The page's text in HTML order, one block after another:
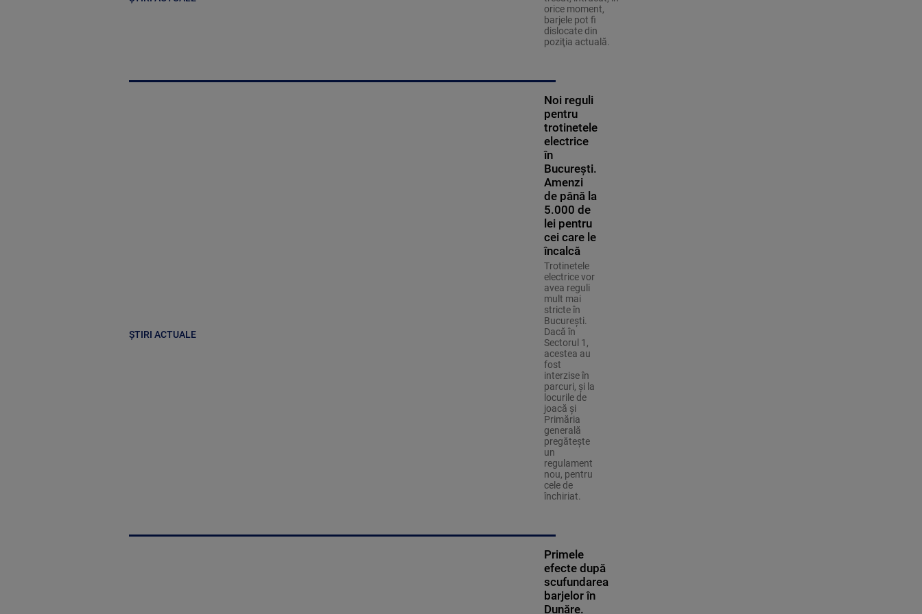
orice moment,
barjele pot fi
dislocate din
poziţia actuală.
ȘTIRI ACTUALE
Noi reguli
pentru
trotinetele
electrice
în
București.
Amenzi
de până la
5.000 de
lei pentru
cei care le
încalcă
Trotinetele
electrice vor
avea reguli
mult mai
stricte în
București.
Dacă în
Sectorul 1,
acestea au
fost
interzise în
parcuri, și la
locurile de
joacă și
Primăria
generală
pregătește
un
regulament
nou, pentru
cele de
închiriat.
Primele
efecte după
scufundarea
barjelor în
Dunăre.